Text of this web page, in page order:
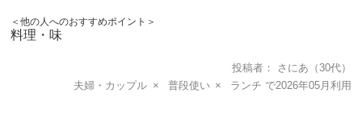
＜他の人へのおすすめポイント＞
料理・味
投稿者 さにあ （30代）
夫婦・カップル
普段使い ランチ 2026年05月